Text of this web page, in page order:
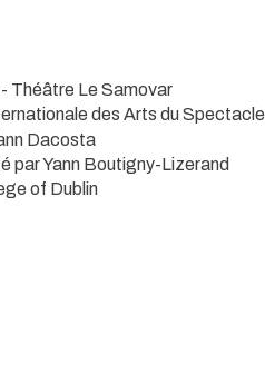
- Théâtre Le Samovar
des Arts du Spectacle
Dacosta
par Yann Boutigny-Lizerand
of Dublin